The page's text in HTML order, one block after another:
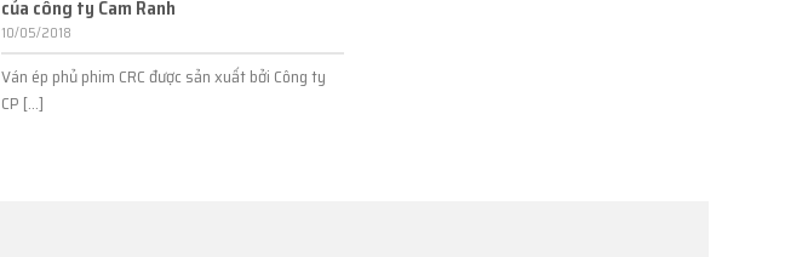
của công ty Cam Ranh
10/05/2018
Ván ép phủ phim CRC được sản xuất bởi Công ty
CP [...]